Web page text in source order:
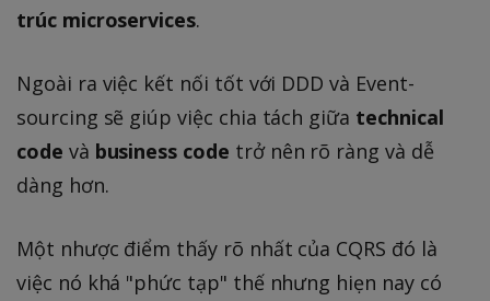
trúc microservices.
Ngoài ra việc kết nối tốt với DDD và Event-
sourcing sẽ giúp việc chia tách giữa technical
code và business code trở nên rõ ràng và dễ
dàng hơn.
Một nhược điểm thấy rõ nhất của CQRS đó là
việc nó khá "phức tạp" thế nhưng hiẹn nay có